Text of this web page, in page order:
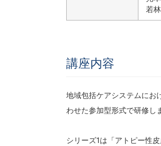
若
講座内容
地域包括ケアシステムにお
わせた参加型形式で研修し
シリーズ1は「アトピー性